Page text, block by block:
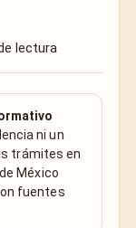
lectura
ni un
trámites en
México
fuentes